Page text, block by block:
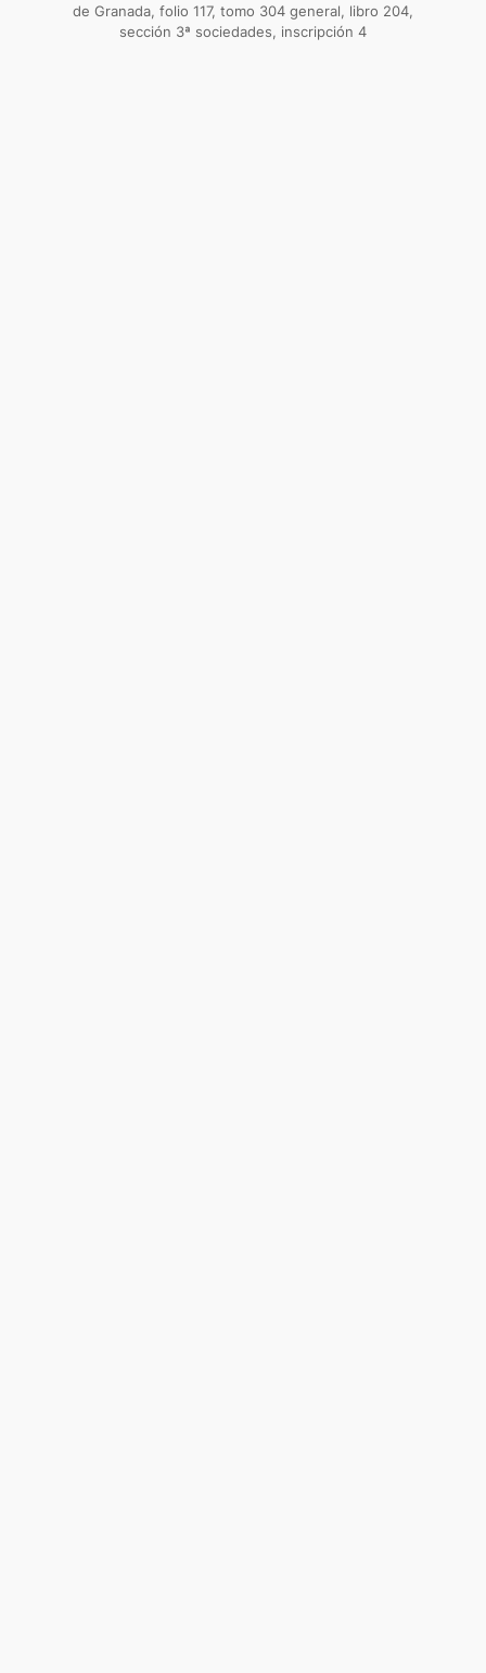
de Granada, folio 117, tomo 304 general, libro 204,
sección 3ª sociedades, inscripción 4